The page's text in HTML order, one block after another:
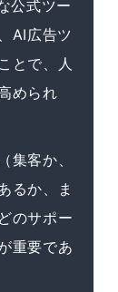
公式ツー
AI広告ツ
とで、人
められ
集客か、
るか、ま
のサポー
重要であ